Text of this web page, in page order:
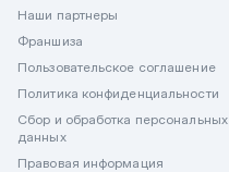
Наши партнеры
Франшиза
Пользовательское соглашение
Политика конфиденциальности
Сбор и обработка персональных
данных
Правовая информация